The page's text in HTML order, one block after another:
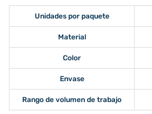
Unidades por paquete
Material
Color
Envase
Rango de volumen de trabajo